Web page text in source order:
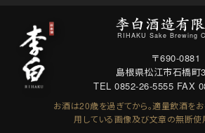
RIHAKU Sake Brewing
〒690-0881
島根県松江市石橋町
TEL 0852-26-5555 FAX
お酒は20歳を過ぎてから。適量飲酒をお
用している画像及び文章の無断使